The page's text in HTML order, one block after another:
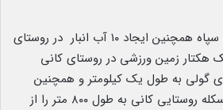
مسئول روابط عمومی کل سپاه همچنین ایجاد ۱۰ آب انبار در روستای
زمین ورزشی در روستای کانی
گولی به طول یک کیلومتر و همچنین
تسطیح جاده منتهی به اسکله روستایی کانی به طول ۸۰۰ متر را از